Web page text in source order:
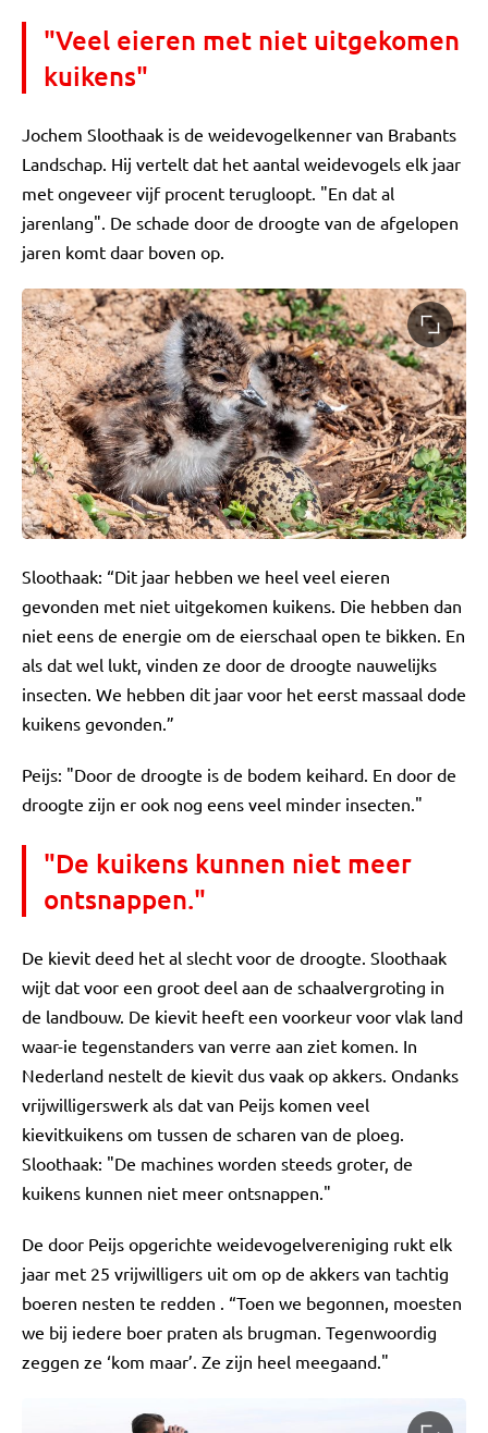
"Veel eieren met niet uitgekomen
kuikens"
Jochem Sloothaak is de weidevogelkenner van Brabants
Landschap. Hij vertelt dat het aantal weidevogels elk jaar
met ongeveer vijf procent terugloopt. "En dat al
jarenlang". De schade door de droogte van de afgelopen
jaren komt daar boven op.
Sloothaak: “Dit jaar hebben we heel veel eieren
gevonden met niet uitgekomen kuikens. Die hebben dan
niet eens de energie om de eierschaal open te bikken. En
als dat wel lukt, vinden ze door de droogte nauwelijks
insecten. We hebben dit jaar voor het eerst massaal dode
kuikens gevonden.”
Peijs: "Door de droogte is de bodem keihard. En door de
droogte zijn er ook nog eens veel minder insecten."
"De kuikens kunnen niet meer
ontsnappen."
De kievit deed het al slecht voor de droogte. Sloothaak
wijt dat voor een groot deel aan de schaalvergroting in
de landbouw. De kievit heeft een voorkeur voor vlak land
waar-ie tegenstanders van verre aan ziet komen. In
Nederland nestelt de kievit dus vaak op akkers. Ondanks
vrijwilligerswerk als dat van Peijs komen veel
kievitkuikens om tussen de scharen van de ploeg.
Sloothaak: "De machines worden steeds groter, de
kuikens kunnen niet meer ontsnappen."
De door Peijs opgerichte weidevogelvereniging rukt elk
jaar met 25 vrijwilligers uit om op de akkers van tachtig
boeren nesten te redden . “Toen we begonnen, moesten
we bij iedere boer praten als brugman. Tegenwoordig
zeggen ze ‘kom maar’. Ze zijn heel meegaand."